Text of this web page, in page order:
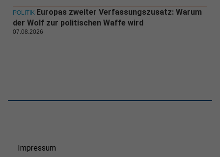
POLITIK Europas zweiter Verfassungszusatz: Warum
der Wolf zur politischen Waffe wird
07.08.2026
Impressum